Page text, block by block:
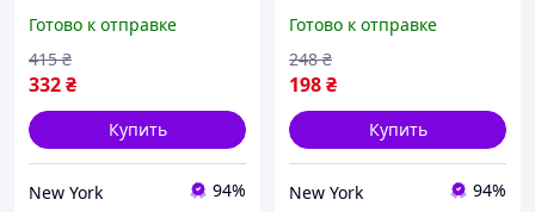
подходит для хранения и
транспортировки
newyork
Готово к отправке
332₴
415 ₴
Купить
New York 94%
Готово к отправке
198₴
248 ₴
Купить
New York 94%